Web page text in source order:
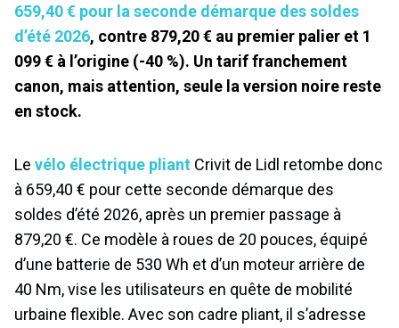
659,40 € pour la seconde démarque des soldes
d’été 2026, contre 879,20 € au premier palier et 1
099 € à l’origine (-40 %). Un tarif franchement
canon, mais attention, seule la version noire reste
en stock.
Le vélo électrique pliant Crivit de Lidl retombe donc
à 659,40 € pour cette seconde démarque des
soldes d’été 2026, après un premier passage à
879,20 €. Ce modèle à roues de 20 pouces, équipé
d’une batterie de 530 Wh et d’un moteur arrière de
40 Nm, vise les utilisateurs en quête de mobilité
urbaine flexible. Avec son cadre pliant, il s’adresse